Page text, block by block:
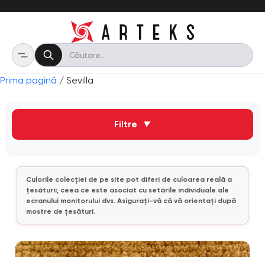
Prima pagină / Sevilla
Filtre ▼
Culorile colecției de pe site pot diferi de culoarea reală a
țesăturii, ceea ce este asociat cu setările individuale ale
ecranului monitorului dvs. Asigurați-vă că vă orientați după
mostre de țesături.